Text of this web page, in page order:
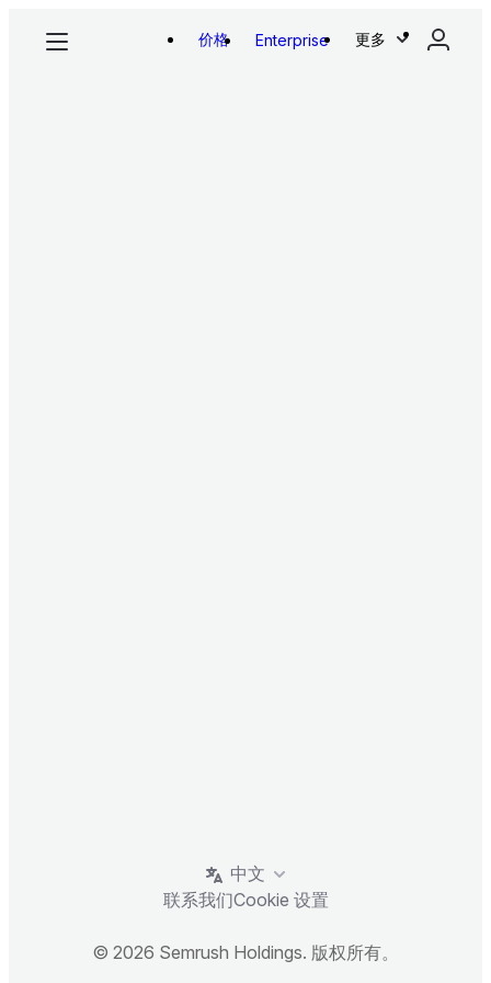
价格 Enterprise 更多
中文
联系我们Cookie 设置
© 2026 Semrush Holdings. 版权所有。